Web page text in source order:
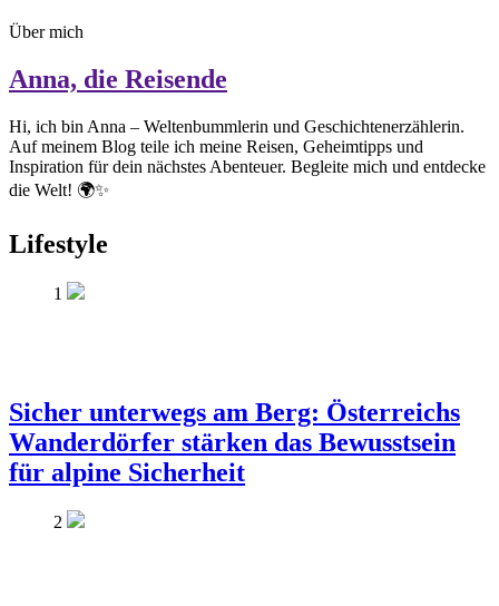
Über mich
Anna, die Reisende
Hi, ich bin Anna – Weltenbummlerin und Geschichtenerzählerin.
Auf meinem Blog teile ich meine Reisen, Geheimtipps und
Inspiration für dein nächstes Abenteuer. Begleite mich und entdecke
die Welt! 🌍✨
Lifestyle
1
Sicher unterwegs am Berg: Österreichs
Wanderdörfer stärken das Bewusstsein
für alpine Sicherheit
2